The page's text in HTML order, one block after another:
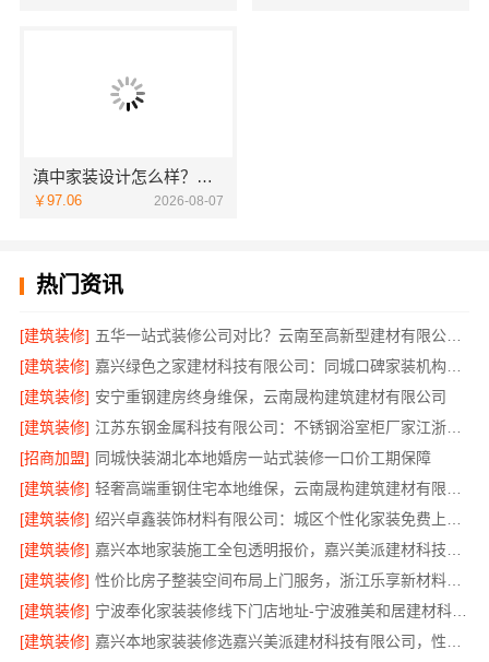
滇中家装设计怎么样？云南至高新型建材有限公司口碑佳
￥97.06 2026-08-07
热门资讯
[建筑装修]
五华一站式装修公司对比？云南至高新型建材有限公司优势明显
[建筑装修]
[建筑装修] 安宁重钢建房终身维保，云南晟构建筑建材有限公司
[建筑装修]
江苏东钢金属科技有限公司：不锈钢浴室柜厂家江浙沪加盟
[招商加盟] 同城快装湖北本地婚房一站式装修一口价工期保障
[建筑装修]
[建筑装修]
[建筑装修]
[建筑装修]
性价比房子整装空间布局上门服务，浙江乐享新材料有限公司品质之选
[建筑装修]
宁波奉化家装装修线下门店地址-宁波雅美和居建材科技有限公司
[建筑装修]